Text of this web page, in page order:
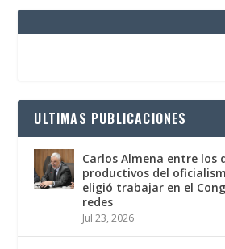
ULTIMAS PUBLICACIONES
Carlos Almena entre los
productivos del
eligió trabajar en el
redes
Jul 23, 2026